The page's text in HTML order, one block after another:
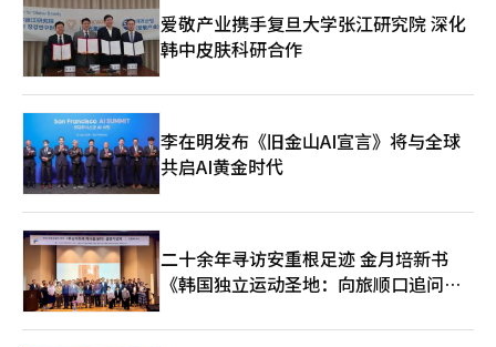
完善住宿与旅游配套设施，积极迎接这场文化带来的旅游红利。
此外。随着《与王生活的男人》观影人次突破1200万，忠清南道
天安市也开始借势发力。天安市拥有影片关键人物韩明浍的墓地，
当地政府正积极借助电影热度，将这座城市推向更广泛的公众视
与文化内容所催生的“打卡旅游”浪潮，正为韩国各地带来源源不
断的发展新机遇。韩国应充分发挥文化强国的优势，持续输出高质
量内容，将文化软实力转化为旅游市场增长与城市发展的强劲动
力。
爱敬产业携手复旦大学张江研究院 深化
韩中皮肤科研合作
李在明发布《旧金山AI宣言》将与全球
共启AI黄金时代
二十余年寻访安重根足迹 金月培新书
《韩国独立运动圣地：向旅顺口追问历